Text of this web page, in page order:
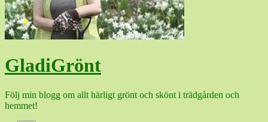
GladiGrönt
Följ min blogg om allt härligt grönt och skönt i trädgården och
hemmet!